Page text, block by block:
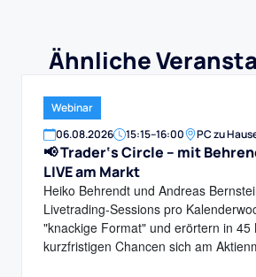
Ähnliche
Webinar
06.08.2026 15:15–16:00 PC zu
📢 Trader‘s Circle – mit
LIVE am Markt
Heiko Behrendt und Andreas
Livetrading-Sessions pro
"knackige Format" und erörtern in 45
kurzfristigen Chancen sich am